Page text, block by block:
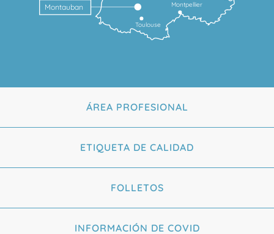
Toulouse
Montpellier
Montauban
ÁREA PROFESIONAL
ETIQUETA DE CALIDAD
FOLLETOS
INFORMACIÓN DE COVID